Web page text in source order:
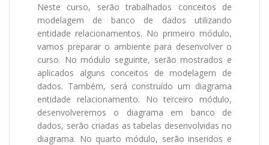
Neste curso, serão trabalhados conceitos de
modelagem de banco de dados utilizando
entidade relacionamentos. No primeiro módulo,
vamos preparar o ambiente para desenvolver o
curso. No módulo seguinte, serão mostrados e
aplicados alguns conceitos de modelagem de
dados. Também, será construído um diagrama
entidade relacionamento. No terceiro módulo,
desenvolveremos o diagrama em banco de
dados, serão criadas as tabelas desenvolvidas no
diagrama. No quarto módulo, serão inseridos e